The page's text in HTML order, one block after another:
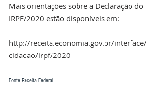
Mais orientações sobre a Declaração do
IRPF/2020 estão disponíveis em:
http://receita.economia.gov.br/interface/
cidadao/irpf/2020
Fonte Receita Federal